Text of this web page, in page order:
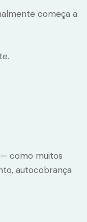
começa a
como muitos
autocobrança